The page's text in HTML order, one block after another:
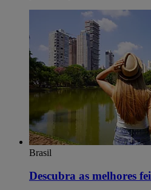
Brasil
Descubra as melhores